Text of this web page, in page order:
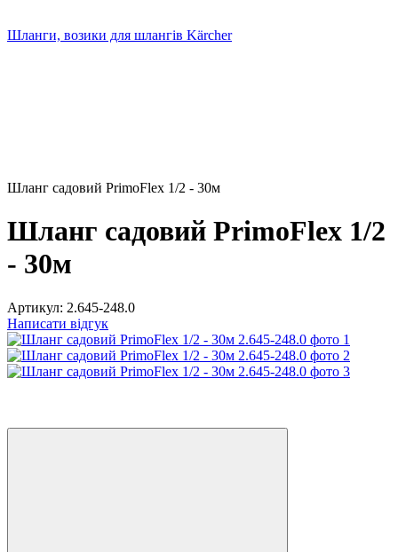
Шланги, возики для шлангів Kärcher
Шланг садовий PrimoFlex 1/2 - 30м
Шланг садовий PrimoFlex 1/2
- 30м
Артикул: 2.645-248.0
Написати відгук